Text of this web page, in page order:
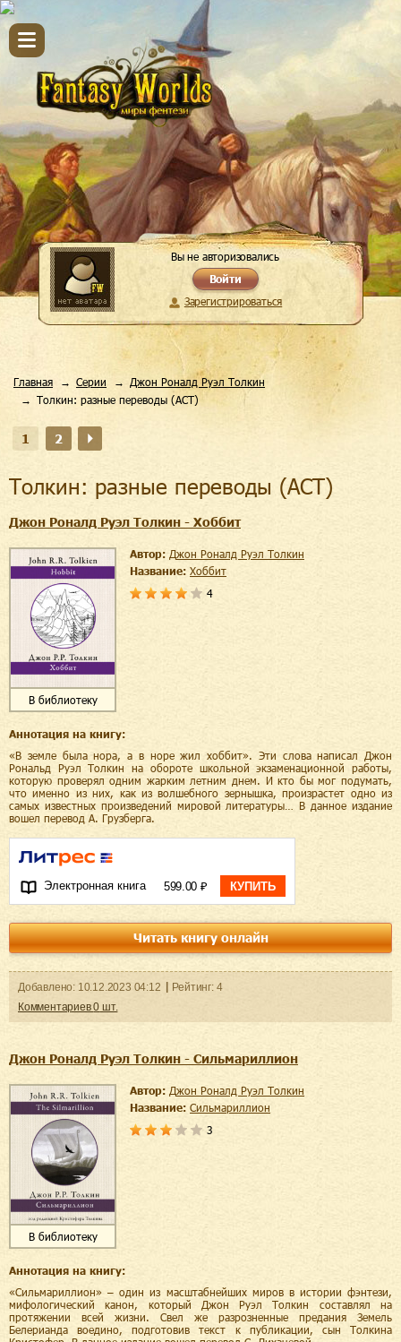
Вы не авторизовались
Войти
Зарегистрироваться
Главная Серии
Джон Роналд Руэл Толкин
Толкин: разные переводы (АСТ)
1 2
Толкин: разные переводы (АСТ)
Джон Роналд Руэл Толкин - Хоббит
В библиотеку
Автор:
Джон Роналд Руэл Толкин
Название:
Хоббит
4
Аннотация на книгу:
«В земле была нора, а в норе жил хоббит». Эти слова написал Джон
Рональд Руэл Толкин на обороте школьной экзаменационной работы,
которую проверял одним жарким летним днем. И кто бы мог подумать,
что именно из них, как из волшебного зернышка, произрастет одно из
самых известных произведений мировой литературы… В данное издание
вошел перевод А. Грузберга.
Электронная книга 599.00 ₽ КУПИТЬ
Читать книгу онлайн
Добавленo: 10.12.2023 04:12 Рейтинг: 4
Комментариев0 шт.
Джон Роналд Руэл Толкин - Сильмариллион
В библиотеку
Автор:
Джон Роналд Руэл Толкин
Название:
Сильмариллион
3
Аннотация на книгу:
«Сильмариллион» – один из масштабнейших миров в истории фэнтези,
мифологический канон, который Джон Руэл Толкин составлял на
протяжении всей жизни. Свел же разрозненные предания Земель
Белерианда воедино, подготовив текст к публикации, сын Толкина